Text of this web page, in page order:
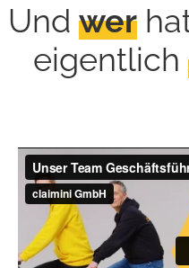
Und wer
eigentlich